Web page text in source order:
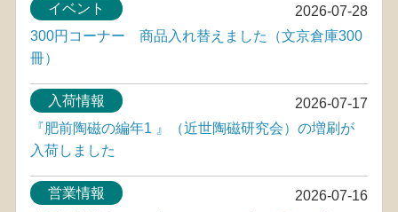
2026-07-28
イベント
300円コーナー 商品入れ替えました（文京倉庫300
冊）
2026-07-17
入荷情報
『肥前陶磁の編年1 』（近世陶磁研究会）の増刷が
入荷しました
2026-07-16
営業情報